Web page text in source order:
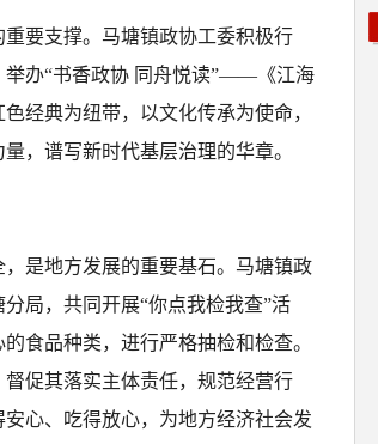
要支撑。马塘镇政协工委积极行
举办“书香政协 同舟悦读”——《江海
经典为纽带，以文化传承为使命，
，谱写新时代基层治理的华章。
是地方发展的重要基石。马塘镇政
局，共同开展“你点我检我查”活
食品种类，进行严格抽检和检查。
促其落实主体责任，规范经营行
心、吃得放心，为地方经济社会发